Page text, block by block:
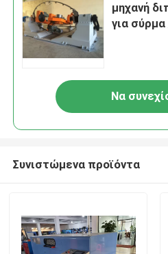
μηχανή
για
Να
Συνιστώμενα προϊόντα